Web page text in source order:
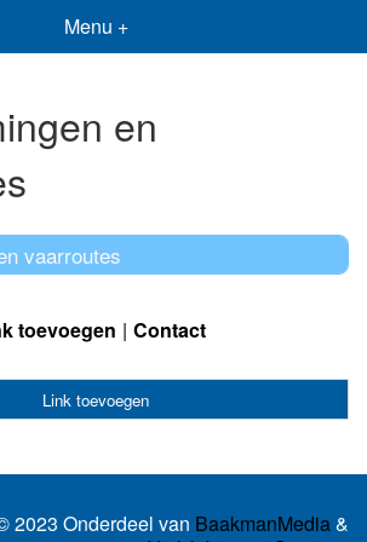
Menu +
en
vaarroutes
toevoegen Contact
Link toevoegen
2023 Onderdeel van BaakmanMedia&